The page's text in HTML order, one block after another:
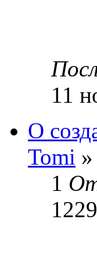
11
О
Tomi
1
1229